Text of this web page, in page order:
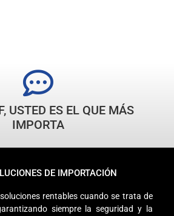
USTED ES EL QUE MÁS
IMPORTA
DE IMPORTACIÓN
rentables cuando se trata de
siempre la seguridad y la